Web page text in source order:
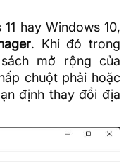
hay Windows 10,
. Khi đó trong
mở rộng của
chuột phải hoặc
định thay đổi địa